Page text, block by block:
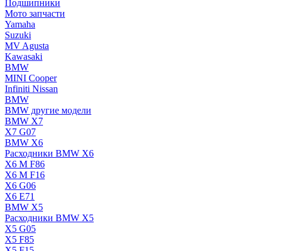
Подшипники
Мото запчасти
Yamaha
Suzuki
MV Agusta
Kawasaki
BMW
MINI Cooper
Infiniti Nissan
BMW
BMW другие модели
BMW X7
X7 G07
BMW X6
Расходники BMW X6
X6 M F86
X6 M F16
X6 G06
X6 E71
BMW X5
Расходники BMW X5
X5 G05
X5 F85